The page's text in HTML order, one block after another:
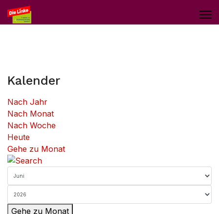
Kalender
Nach Jahr
Nach Monat
Nach Woche
Heute
Gehe zu Monat
Gehe zu Monat